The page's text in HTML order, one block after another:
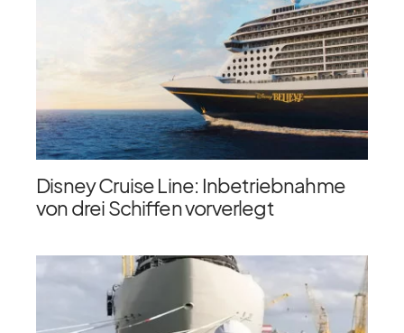
Disney Cruise Line: Inbetriebnahme
von drei Schiffen vorverlegt